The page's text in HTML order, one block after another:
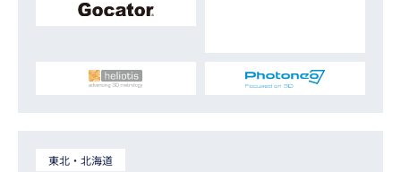
東北・北海道